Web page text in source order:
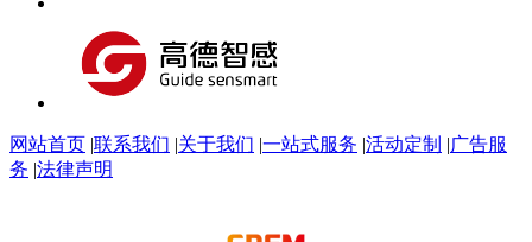
网站首页 |联系我们 |关于我们 |一站式服务 |活动定制 |广告服
务 |法律声明